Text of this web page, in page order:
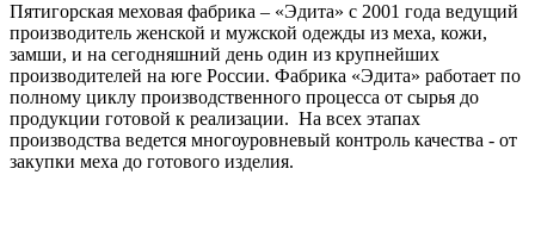
Пятигорская меховая фабрика – «Эдита» с 2001 года ведущий
производитель женской и мужской одежды из меха, кожи,
замши, и на сегодняшний день один из крупнейших
производителей на юге России. Фабрика «Эдита» работает по
полному циклу производственного процесса от сырья до
продукции готовой к реализации. На всех этапах
производства ведется многоуровневый контроль качества - от
закупки меха до готового изделия.